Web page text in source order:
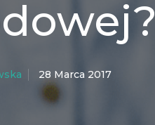
28 Marca 2017